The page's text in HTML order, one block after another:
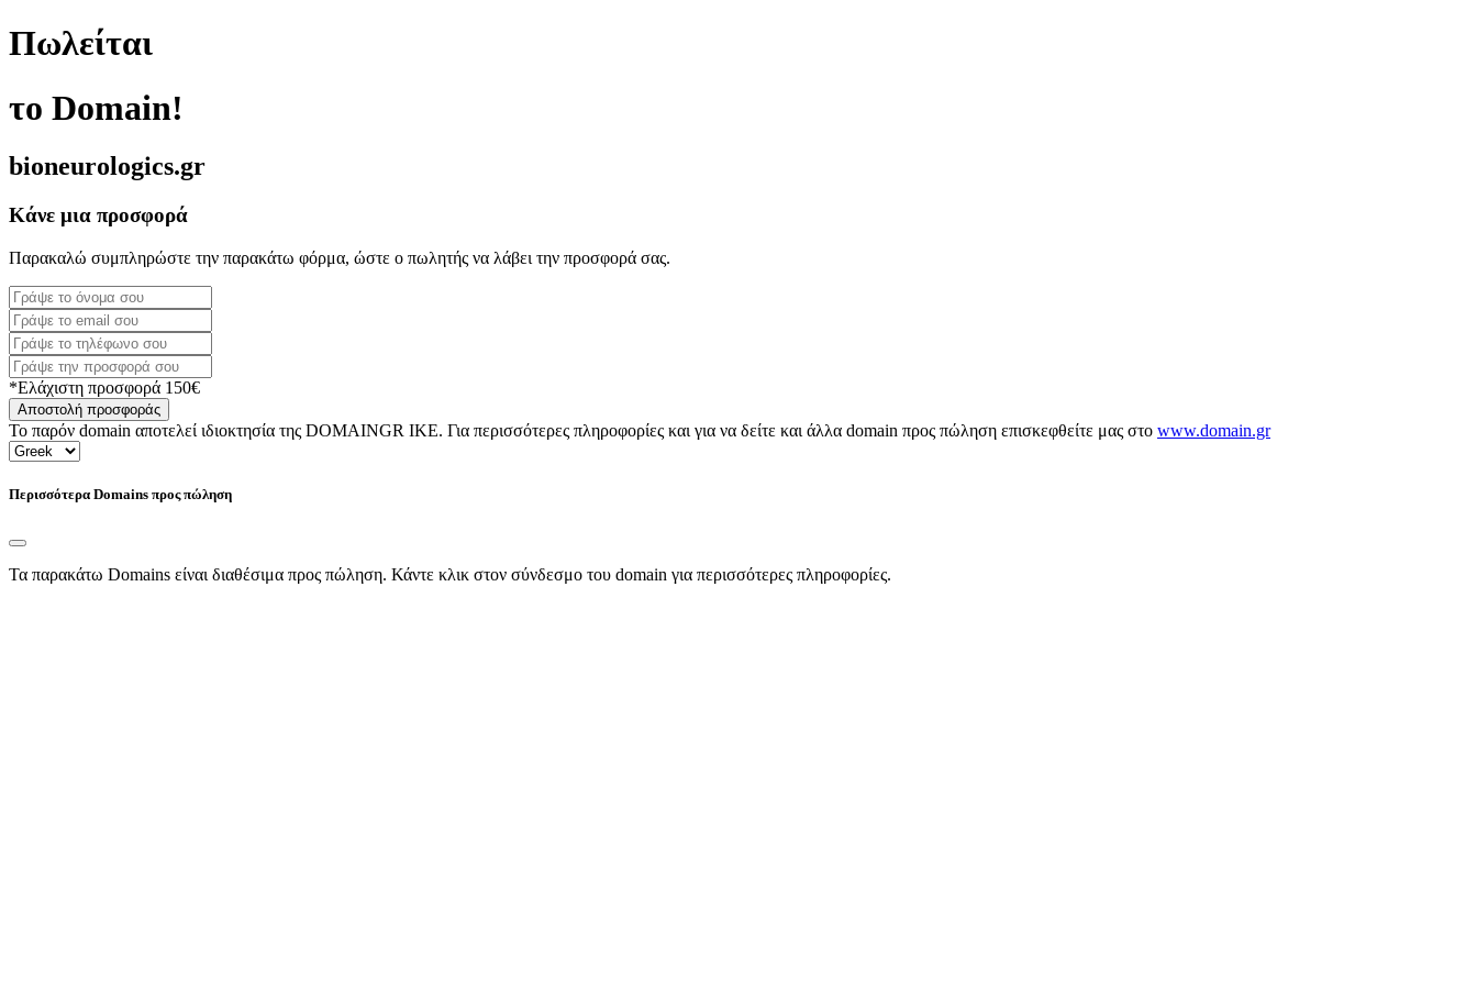
Πωλείται
το Domain!
bioneurologics.gr
Κάνε μια προσφορά
Παρακαλώ συμπληρώστε την παρακάτω φόρμα, ώστε ο πωλητής να λάβει την προσφορά σας.
*Ελάχιστη προσφορά 150€
Αποστολή προσφοράς
Το παρόν domain αποτελεί ιδιοκτησία της DOMAINGR ΙΚΕ. Για περισσότερες πληροφορίες και για να δείτε και άλλα domain προς πώληση επισκεφθείτε μας στο www.domain.gr
Περισσότερα Domains προς πώληση
Τα παρακάτω Domains είναι διαθέσιμα προς πώληση. Κάντε κλικ στον σύνδεσμο του domain για περισσότερες πληροφορίες.